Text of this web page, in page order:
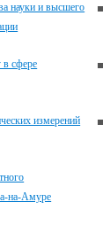
науки и высшего
в сфере
измерений
на-Амуре